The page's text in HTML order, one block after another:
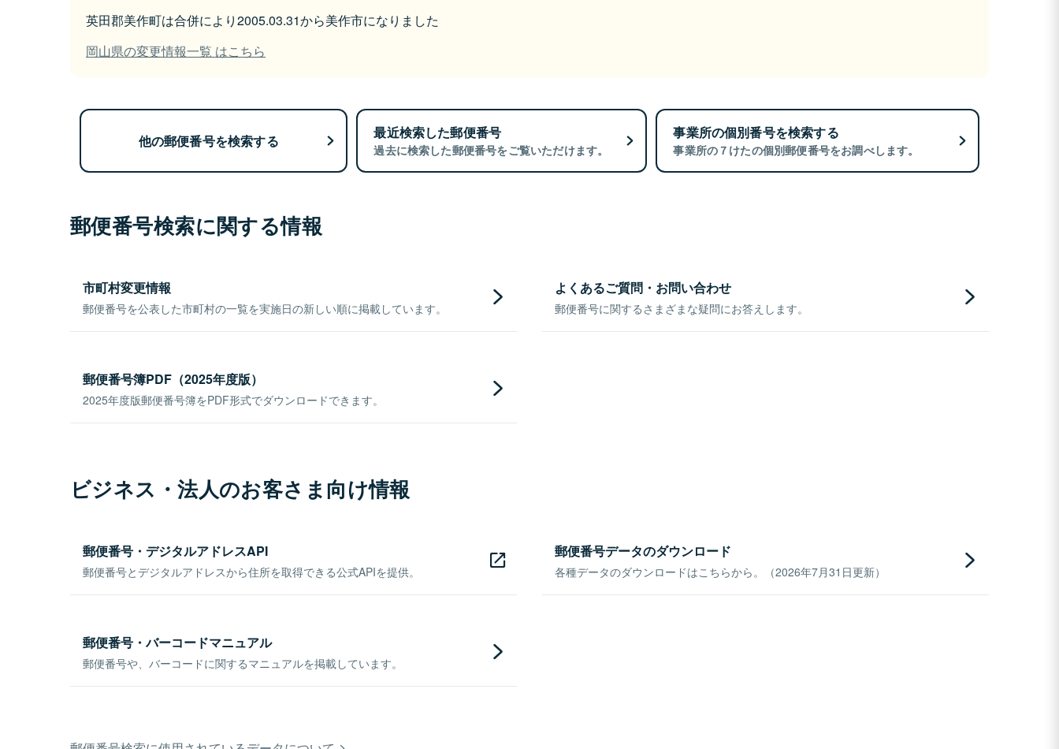
英田郡美作町は合併により2005.03.31から美作市になりました
岡山県の変更情報一覧 はこちら
他の郵便番号を検索する 最近検索した郵便番号
過去に検索した郵便番号をご覧いただけます。
事業所の個別番号を検索する
事業所の７けたの個別郵便番号をお調べします。
郵便番号検索に関する情報
市町村変更情報
郵便番号を公表した市町村の一覧を実施日の新しい順に掲載しています。
よくあるご質問・お問い合わせ
郵便番号に関するさまざまな疑問にお答えします。
郵便番号簿PDF（2025年度版）
2025年度版郵便番号簿をPDF形式でダウンロードできます。
ビジネス・法人のお客さま向け情報
郵便番号・デジタルアドレスAPI
郵便番号とデジタルアドレスから住所を取得できる公式APIを提供。
郵便番号データのダウンロード
各種データのダウンロードはこちらから。（2026年7月31日更新）
郵便番号・バーコードマニュアル
郵便番号や、バーコードに関するマニュアルを掲載しています。